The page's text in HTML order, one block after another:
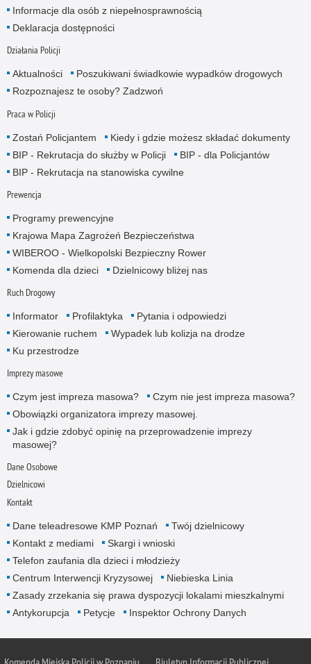
Informacje dla osób z niepełnosprawnością
Deklaracja dostępności
Działania Policji
Aktualności
Poszukiwani świadkowie wypadków drogowych
Rozpoznajesz te osoby? Zadzwoń
Praca w Policji
Zostań Policjantem
Kiedy i gdzie możesz składać dokumenty
BIP - Rekrutacja do służby w Policji
BIP - dla Policjantów
BIP - Rekrutacja na stanowiska cywilne
Prewencja
Programy prewencyjne
Krajowa Mapa Zagrożeń Bezpieczeństwa
WIBEROO - Wielkopolski Bezpieczny Rower
Komenda dla dzieci
Dzielnicowy bliżej nas
Ruch Drogowy
Informator Profilaktyka
Pytania i odpowiedzi
Kierowanie ruchem
Wypadek lub kolizja na drodze
Ku przestrodze
Imprezy masowe
Czym jest impreza masowa?
Czym nie jest impreza masowa?
Obowiązki organizatora imprezy masowej.
Jak i gdzie zdobyć opinię na przeprowadzenie imprezy
masowej?
Dane Osobowe
Dzielnicowi
Kontakt
Dane teleadresowe KMP Poznań
Twój dzielnicowy
Kontakt z mediami
Skargi i wnioski
Telefon zaufania dla dzieci i młodzieży
Centrum Interwencji Kryzysowej
Niebieska Linia
Zasady zrzekania się prawa dyspozycji lokalami mieszkalnymi
Antykorupcja
Petycje Inspektor Ochrony Danych